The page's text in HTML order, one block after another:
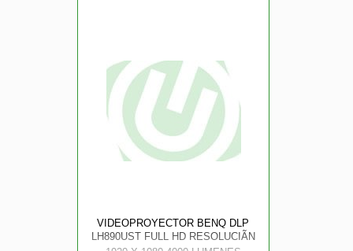
VIDEOPROYECTOR BENQ DLP
LH890UST FULL HD RESOLUCIÃN